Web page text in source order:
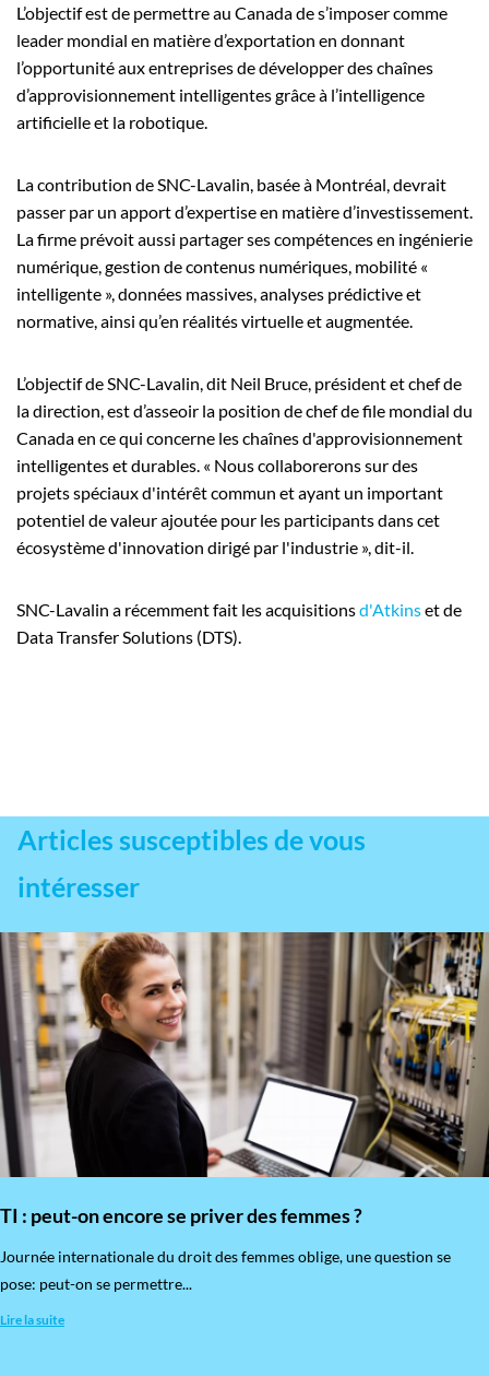
L’objectif est de permettre au Canada de s’imposer comme
leader mondial en matière d’exportation en donnant
l’opportunité aux entreprises de développer des chaînes
d’approvisionnement intelligentes grâce à l’intelligence
artificielle et la robotique.
La contribution de SNC-Lavalin, basée à Montréal, devrait
passer par un apport d’expertise en matière d’investissement.
La firme prévoit aussi partager ses compétences en ingénierie
numérique, gestion de contenus numériques, mobilité «
intelligente », données massives, analyses prédictive et
normative, ainsi qu’en réalités virtuelle et augmentée.
L’objectif de SNC-Lavalin, dit Neil Bruce, président et chef de
la direction, est d’asseoir la position de chef de file mondial du
Canada en ce qui concerne les chaînes d'approvisionnement
intelligentes et durables. « Nous collaborerons sur des
projets spéciaux d'intérêt commun et ayant un important
potentiel de valeur ajoutée pour les participants dans cet
écosystème d'innovation dirigé par l'industrie », dit-il.
SNC-Lavalin a récemment fait les acquisitionsd'Atkinset de
Data Transfer Solutions (DTS).
Articles susceptibles de vous
intéresser
TI : peut-on encore se priver des femmes ?
​Journée internationale du droit des femmes oblige, une question se
pose: peut-on se permettre...
Lire la suite